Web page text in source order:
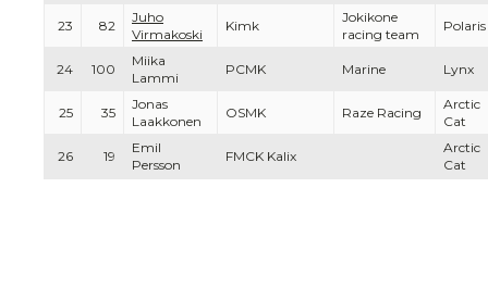
23 82
Juho
Virmakoski
Kimk
Jokikone
racing team
Polaris
24 100
Miika
Lammi
PCMK Marine Lynx
25 35
Jonas
Laakkonen
OSMK Raze Racing
Arctic
Cat
26 19
Emil
Persson
FMCK Kalix
Arctic
Cat